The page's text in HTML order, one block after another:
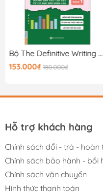
THÔNG TIN BỔ SUNG:
- Công ty phát hành
- Tác giả Nhiều Tác Giả
- Nhà xuất bản Nhà Xuất
- Dịch Giả Giảng viên tiếng
- Số trang 24
Bộ The Definitive Writing Guide For IELTS - Task 1
153.000₫ 180.000₫
Hỗ trợ khách hàng
Chính sách đổi - trả - hoàn
Chính sách bảo hành - bồi
Chính sách vận chuyển
Hình thức thanh toán